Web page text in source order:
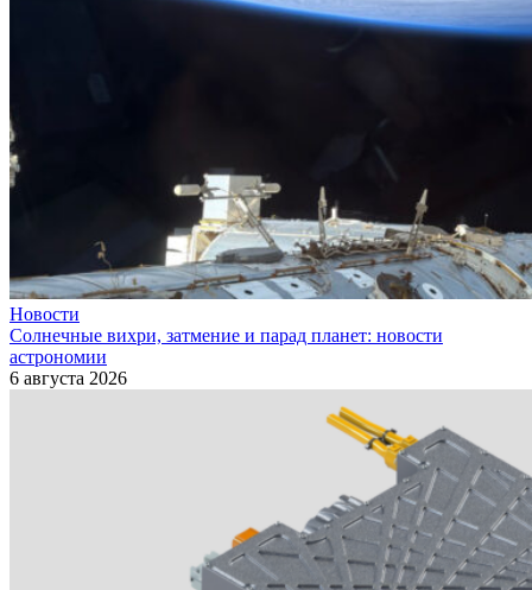
Новости
Солнечные вихри, затмение и парад планет: новости
астрономии
6 августа 2026